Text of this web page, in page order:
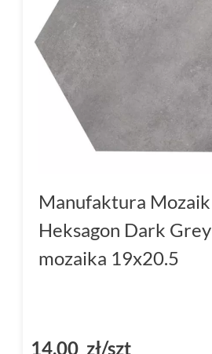
Manufaktura Mozaik
Heksagon Dark Grey
mozaika 19x20.5
14,00 zł/szt